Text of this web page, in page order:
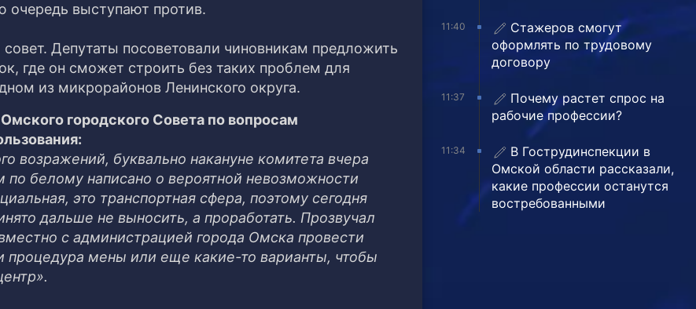
очередь выступают против.
Депутаты посоветовали чиновникам предложить
где он сможет строить без таких проблем для
из микрорайонов Ленинского округа.
городского Совета по вопросам
возражений, буквально накануне комитета вчера
белому написано о вероятной невозможности
это транспортная сфера, поэтому сегодня
дальше не выносить, а проработать. Прозвучал
с администрацией города Омска провести
мены или еще какие-то варианты, чтобы
11:40
Стажеров смогут
оформлять по трудовому
договору
11:37
Почему растет спрос на
рабочие профессии?
11:34
В Гострудинспекции в
Омской области рассказали,
какие профессии останутся
востребованными